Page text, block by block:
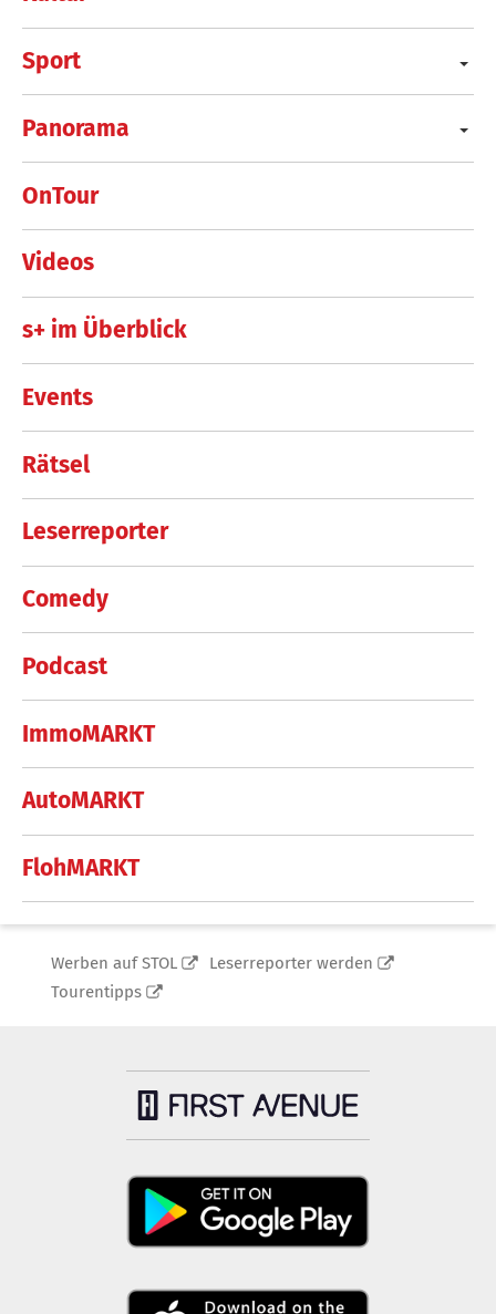
Sport
Panorama
OnTour
Videos
s+ im Überblick
Events
Rätsel
Leserreporter
Comedy
Podcast
ImmoMARKT
AutoMARKT
FlohMARKT
Werben auf STOL
Leserreporter werden
Tourentipps